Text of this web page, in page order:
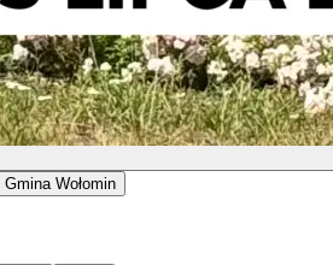
Gmina Wołomin